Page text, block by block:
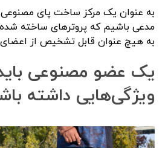
به عنوان یک مرکز ساخت پای مصنوعی
مدعی باشیم که پروترهای ساخته
به هیچ عنوان قابل تشخیص از
یک عضو مصنوعی
ویژگی‌هایی داشته